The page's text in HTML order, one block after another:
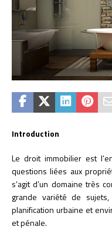
Introduction
Le droit immobilier est
questions liées aux
s’agit d’un domaine très
grande variété de
planification urbaine et
et pénale.